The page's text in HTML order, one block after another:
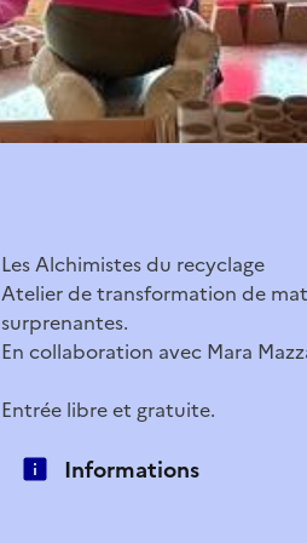
Les Alchimistes du recyclage
Atelier de transformation de
surprenantes.
En collaboration avec Mara
Entrée libre et gratuite.
Informations